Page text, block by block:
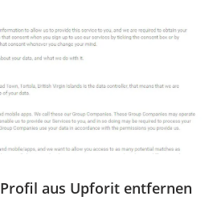
aus Upforit entfernen